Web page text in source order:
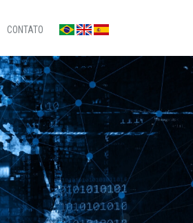
CONTATO
Sala de imprensa
Ouvidoria
Privacidade
Canal de denúncias
Patrocínios